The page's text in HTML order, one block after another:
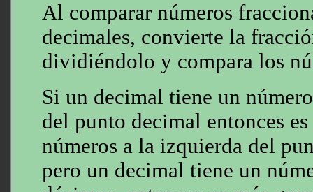
Al comparar números
decimales, convierte la
dividiéndolo y compara los
Si un decimal tiene un
del punto decimal entonces
números a la izquierda del
pero un decimal tiene un